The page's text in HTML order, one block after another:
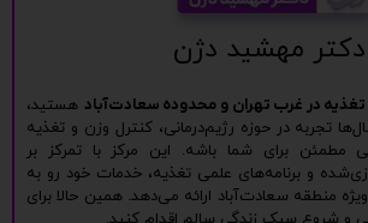
دکتر مهشید دژن
در غرب تهران و محدوده سعادت‌آباد هستید،
تجربه در حوزه رژیم‌درمانی، کنترل وزن و تغذیه
مطمئن برای شما باشه. این مرکز با تمرکز بر
و برنامه‌های علمی تغذیه، خدمات خود رو به
منطقه سعادت‌آباد ارائه می‌دهد. همین حالا برای